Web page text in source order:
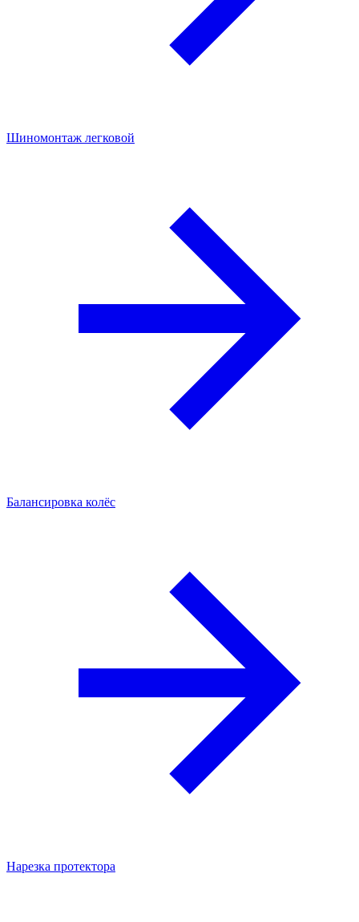
Шиномонтаж легковой
Балансировка колёс
Нарезка протектора